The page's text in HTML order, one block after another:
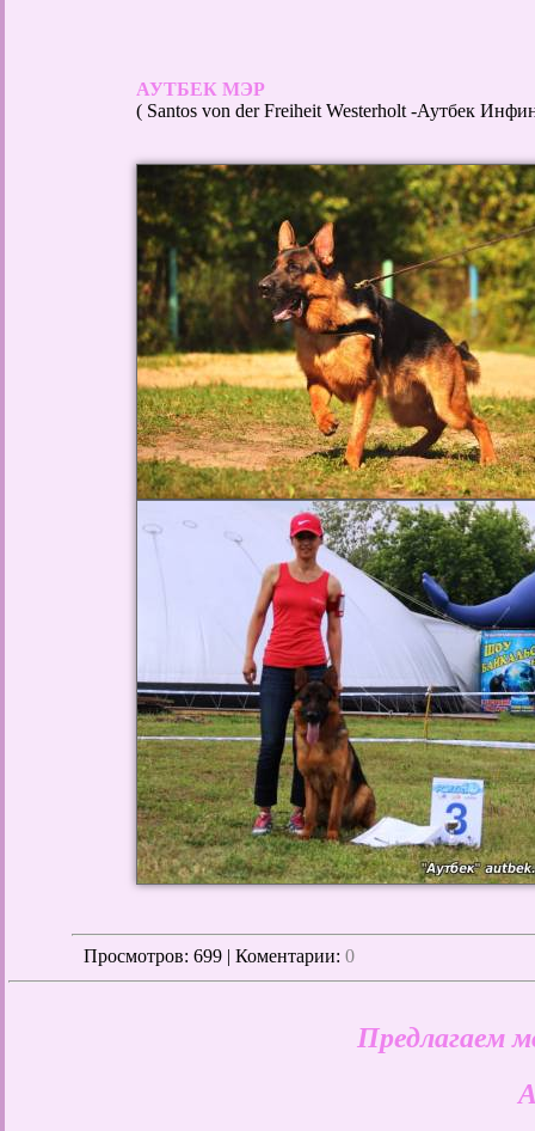
АУТБЕК МЭР
( Santos von der Freiheit Westerholt -Аутбек
Просмотров: 699 | Коментарии: 0
Предлагаем